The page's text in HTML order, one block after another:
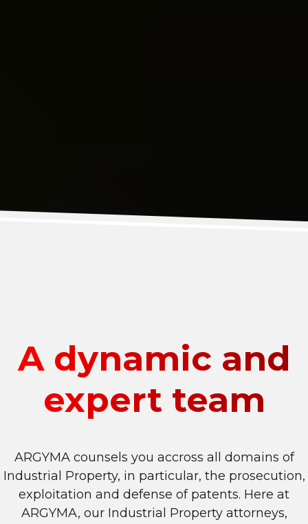
A dynamic and
expert team
ARGYMA counsels you accross all domains of
Industrial Property, in particular, the prosecution,
exploitation and defense of patents. Here at
ARGYMA, our Industrial Property attorneys,